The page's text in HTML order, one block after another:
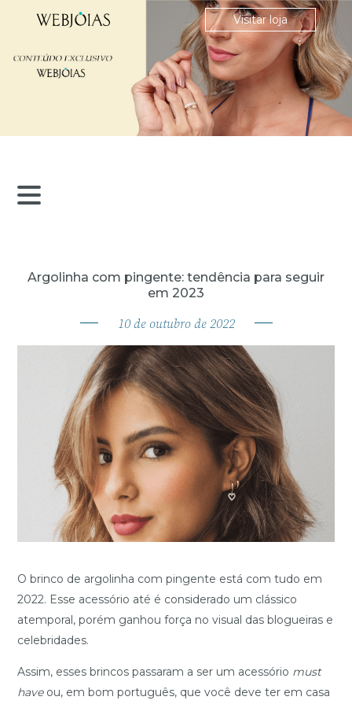
Visitar loja
Argolinha com pingente: tendência para seguir
em 2023
10de outubrode2022
O brinco de argolinha com pingente está com tudo em
2022. Esse acessório até é considerado um clássico
atemporal, porém ganhou força no visual das blogueiras e
celebridades.
Assim, esses brincos passaram a ser um acessório must
haveou, em bom português, que você deve ter em casa